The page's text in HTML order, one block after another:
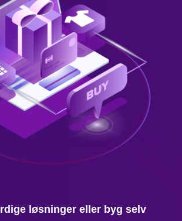
løsninger eller byg selv